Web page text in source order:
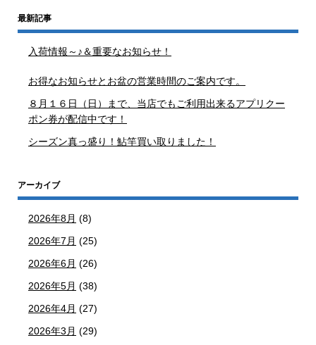
最新記事
入荷情報～♪＆重要なお知らせ！
お得なお知らせとお盆の営業時間のご案内です。
８月１６日（日）まで、当店でもご利用出来るアプリクー
ポン券が配信中です！
シーズン真っ盛り！鮎竿買い取りました！
アーカイブ
2026年8月 (8)
2026年7月 (25)
2026年6月 (26)
2026年5月 (38)
2026年4月 (27)
2026年3月 (29)